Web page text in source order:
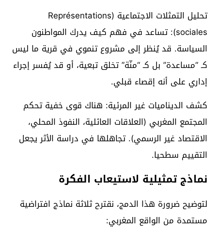
تحليل التمثلات الاجتماعية (Représentations
sociales): تساعد في فهم كيف يدرك المواطنون
السياسة. قد يُنظر إلى مشروع تنموي في قرية ما ليس
كـ “مساعدة” بل كـ “منّة” تخلق تبعية، أو قد يُفسر إجراء
إداري على أنه إقصاء قبلي.
كشف الديناميات غير المرئية: هناك قوى خفية تحكم
المجتمع المغربي (العلاقات العائلية، النفوذ المحلي،
الاقتصاد غير الرسمي). تجاهلها في دراسة الأثر يجعل
التقييم سطحيا.
نماذج تمثيلية لاستيعاب الفكرة
لتوضيح ضرورة هذا الدمج، نقترح ثلاثة نماذج افتراضية
مستمدة من الواقع المغربي: